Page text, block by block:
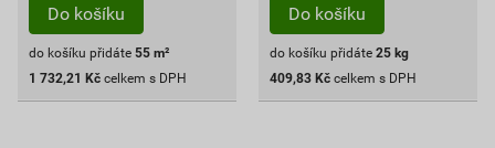
Do košíku
do košíku přidáte 55 m²
1 732,21 Kč celkem s DPH
Do košíku
do košíku přidáte 25 kg
409,83 Kč celkem s DPH